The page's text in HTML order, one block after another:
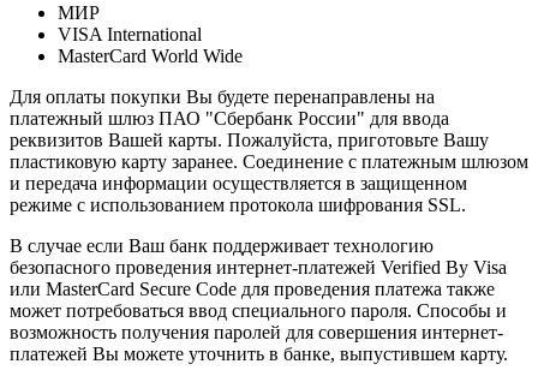
МИР
VISA International
MasterCard World Wide
Для оплаты покупки Вы будете перенаправлены на
платежный шлюз ПАО "Сбербанк России" для ввода
реквизитов Вашей карты. Пожалуйста, приготовьте Вашу
пластиковую карту заранее. Соединение с платежным шлюзом
и передача информации осуществляется в защищенном
режиме с использованием протокола шифрования SSL.
В случае если Ваш банк поддерживает технологию
безопасного проведения интернет-платежей Verified By Visa
или MasterCard Secure Code для проведения платежа также
может потребоваться ввод специального пароля. Способы и
возможность получения паролей для совершения интернет-
платежей Вы можете уточнить в банке, выпустившем карту.